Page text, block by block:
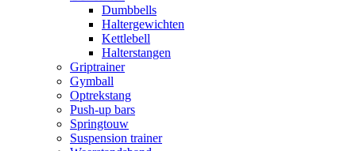
Dumbbells
Haltergewichten
Kettlebell
Halterstangen
Griptrainer
Gymball
Optrekstang
Push-up bars
Springtouw
Suspension trainer